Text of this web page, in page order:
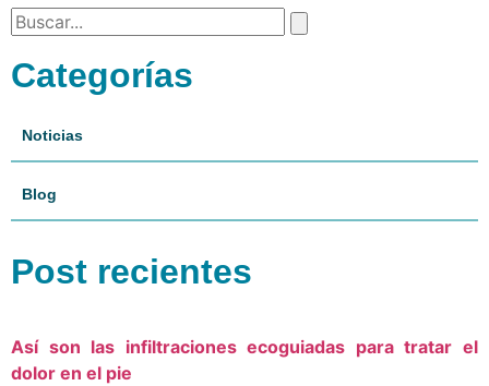
Categorías
Noticias
Blog
Post recientes
Así son las infiltraciones ecoguiadas para tratar el
dolor en el pie